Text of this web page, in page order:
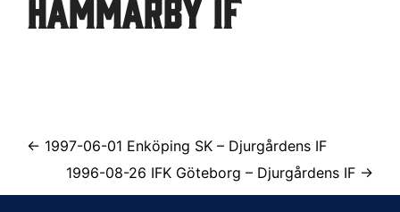
Hammarby IF
← 1997-06-01 Enköping SK – Djurgårdens IF
1996-08-26 IFK Göteborg – Djurgårdens IF →